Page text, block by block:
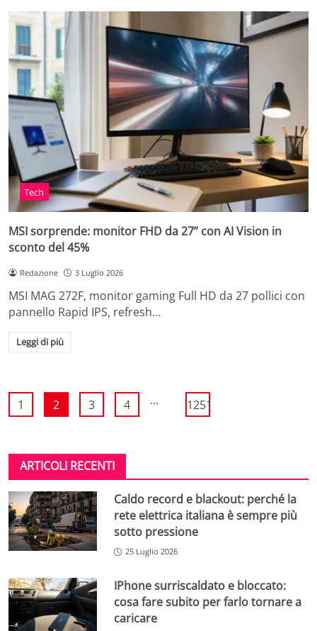
Tech
MSI sorprende: monitor FHD da 27’’ con AI Vision in
sconto del 45%
Redazione 3 Luglio 2026
MSI MAG 272F, monitor gaming Full HD da 27 pollici con
pannello Rapid IPS, refresh…
Leggi di più
1 2 3 4 ... 1251
ARTICOLI RECENTI
Caldo record e blackout: perché la
rete elettrica italiana è sempre più
sotto pressione
25 Luglio 2026
IPhone surriscaldato e bloccato:
cosa fare subito per farlo tornare a
caricare